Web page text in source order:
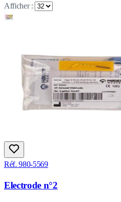
Afficher :
Réf. 980-5569
Electrode n°2